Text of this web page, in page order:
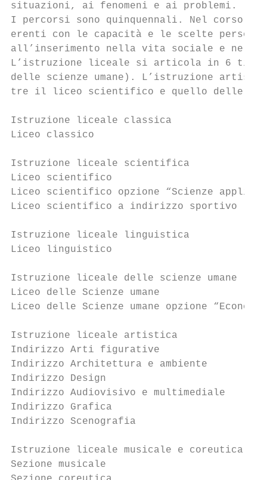
situazioni, ai fenomeni e ai problemi.
I percorsi sono quinquennali. Nel corso
erenti con le capacità e le scelte
all’inserimento nella vita sociale e nel
L’istruzione liceale si articola in 6
delle scienze umane). L’istruzione
tre il liceo scientifico e quello delle
Istruzione liceale classica
Liceo classico
Istruzione liceale scientifica
Liceo scientifico
Liceo scientifico opzione “Scienze
Liceo scientifico a indirizzo sportivo
Istruzione liceale linguistica
Liceo linguistico
Istruzione liceale delle scienze umane
Liceo delle Scienze umane
Liceo delle Scienze umane opzione
Istruzione liceale artistica
Indirizzo Arti figurative
Indirizzo Architettura e ambiente
Indirizzo Design
Indirizzo Audiovisivo e multimediale
Indirizzo Grafica
Indirizzo Scenografia
Istruzione liceale musicale e coreutica
Sezione musicale